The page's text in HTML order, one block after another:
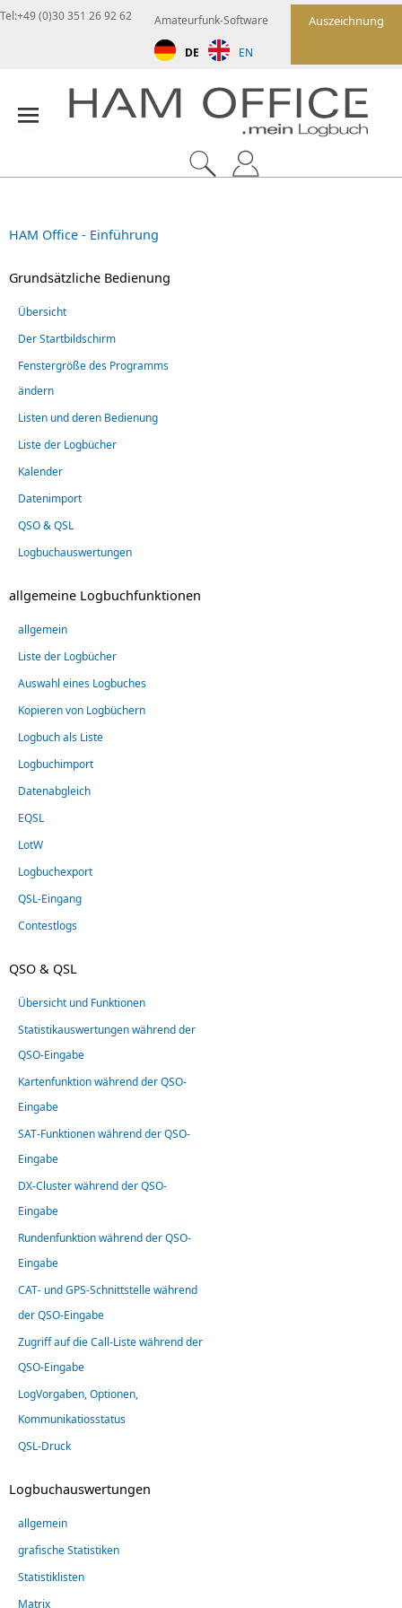
Auszeichnung
Amateurfunk-Software
DE EN
Tel:+49 (0)30 351 26 92 62
HAM Office - Einführung
Grundsätzliche Bedienung
Übersicht
Der Startbildschirm
Fenstergröße des Programms
ändern
Listen und deren Bedienung
Liste der Logbücher
Kalender
Datenimport
QSO & QSL
Logbuchauswertungen
allgemeine Logbuchfunktionen
allgemein
Liste der Logbücher
Auswahl eines Logbuches
Kopieren von Logbüchern
Logbuch als Liste
Logbuchimport
Datenabgleich
EQSL
LotW
Logbuchexport
QSL-Eingang
Contestlogs
QSO & QSL
Übersicht und Funktionen
Statistikauswertungen während der
QSO-Eingabe
Kartenfunktion während der QSO-
Eingabe
SAT-Funktionen während der QSO-
Eingabe
DX-Cluster während der QSO-
Eingabe
Rundenfunktion während der QSO-
Eingabe
CAT- und GPS-Schnittstelle während
der QSO-Eingabe
Zugriff auf die Call-Liste während der
QSO-Eingabe
LogVorgaben, Optionen,
Kommunikatiosstatus
QSL-Druck
Logbuchauswertungen
allgemein
grafische Statistiken
Statistiklisten
Matrix